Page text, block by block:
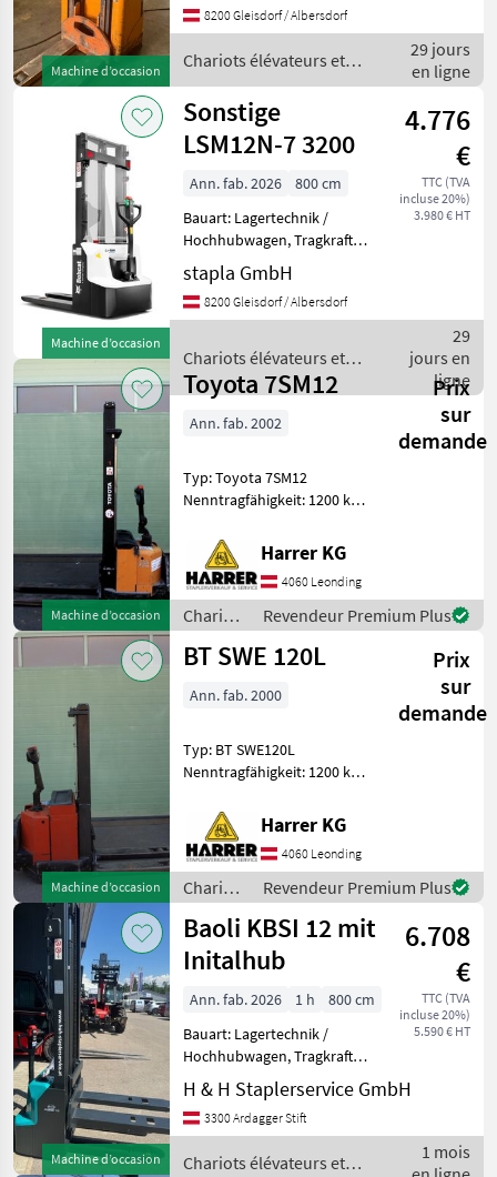
Machine d’occasion
Gabellänge: 1150mm,
Batterie: TAB Bj. 2023 24V
375Ah Zustand: Neu,
8200 Gleisdorf / Albersdorf
Chariots élévateurs et
techniques de stockage /
Still
29 jours
en ligne
Machine d’occasion
Sonstige
LSM12N-7 3200
4.776
€
TTC (TVA
incluse 20%)
3.980 € HT
Ann. fab. 2026
800 cm
Bauart: Lagertechnik /
Hochhubwagen, Tragkraft:
1200kg, Hubhöhe: 3200mm,
Bauhöhe: 2080mm,
Gabellänge: 1150mm,
Sonderausstattung: CE
Zertifikat,
stapla GmbH
8200 Gleisdorf / Albersdorf
Chariots élévateurs et
techniques de stockage /
Sonstige
29
jours en
ligne
Machine d’occasion
Toyota 7SM12
Prix
sur
demande
Ann. fab. 2002
Typ: Toyota 7SM12
Nenntragfähigkeit: 1200 kg -
2350 mm - Baubreite: 800
mm - Hubhöhe: 3750 mm -
Freihub: 190 mm -
Bereifung: sing
Harrer KG
4060 Leonding
Chariots
élévateurs
et
de
/ Toyota
Revendeur Premium Plus
Machine d’occasion
BT SWE 120L
Prix
sur
demande
Ann. fab. 2000
Typ: BT SWE120L
Nenntragfähigkeit: 1200 kg -
1840 mm - Baubreite: 800
mm - Hubhöhe: 2700 mm -
Freihub: 1500 mm -
Initialhub 200 mm
Harrer KG
4060 Leonding
Chariots
élévateurs
et
techniques
de
stockage
Revendeur Premium Plus
Machine d’occasion
Baoli KBSI 12 mit
Initalhub
6.708
€
TTC (TVA
incluse 20%)
5.590 € HT
Ann. fab. 2026 1 h
800 cm
Bauart: Lagertechnik /
Hochhubwagen, Tragkraft:
1200kg, Hubhöhe: 3600mm,
Bauhöhe: 2320mm,
Gabellänge: 1150mm,
2026 24V 60Ah , Bereifung v
H & H Staplerservice GmbH
3300 Ardagger Stift
Chariots élévateurs et
1 mois